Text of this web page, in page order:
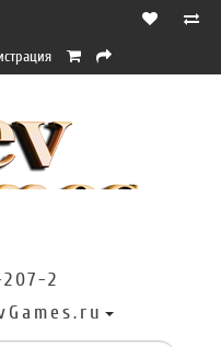
2